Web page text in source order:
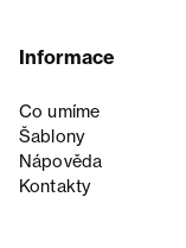
Informace
Co umíme
Šablony
Nápověda
Kontakty